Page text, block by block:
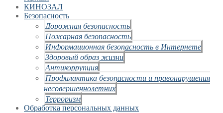
КИНОЗАЛ
Безопасность
Дорожная безопасность
Пожарная безопасность
Информационная безопасность в Интернете
Здоровый образ жизни
Антикоррупция
Профилактика безопасности и правонарушения
несовершеннолетних
Терроризм
Обработка персональных данных